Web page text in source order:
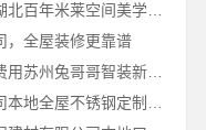
鄂州专业家装实景案例，湖北百年米莱空间美学装饰材料有限公司
，全屋装修更靠谱
张家港本地装修公司家装费用苏州兔哥哥智装新材料有限公司省心